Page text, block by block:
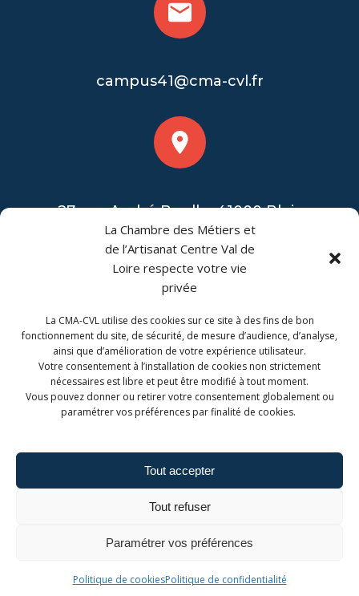
La Chambre des Métiers et
de l’Artisanat Centre Val de
Loire respecte votre vie
privée
La CMA-CVL utilise des cookies sur ce site à des fins de bon
fonctionnement du site, de sécurité, de mesure d’audience, d’analyse,
ainsi que d’amélioration de votre expérience utilisateur.
Votre consentement à l’installation de cookies non strictement
nécessaires est libre et peut être modifié à tout moment.
Vous pouvez donner ou retirer votre consentement globalement ou
paramétrer vos préférences par finalité de cookies.
Tout accepter
Tout refuser
Paramétrer vos préférences
Politique de cookiesPolitique de confidentialité
campus41@cma-cvl.fr
27 rue André Boulle, 41000 Blois
CONTACT
CMA Formation Blois est géré par la Chambre de
Métiers et de l'Artisanat Centre-Val de Loire.
Mentions légales
© 2026 CMA Formation - Blois.